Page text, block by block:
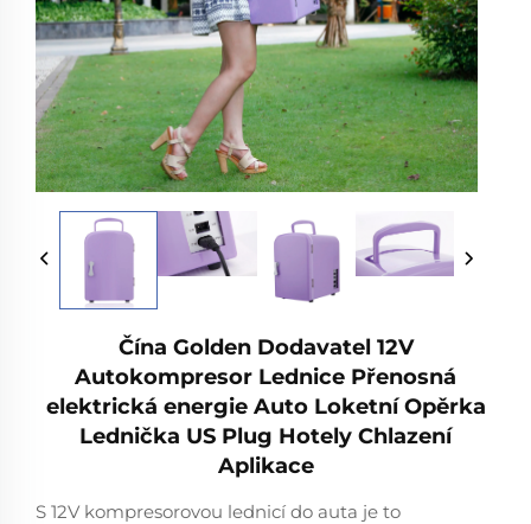
Čína Golden Dodavatel 12V
Autokompresor Lednice Přenosná
elektrická energie Auto Loketní Opěrka
Lednička US Plug Hotely Chlazení
Aplikace
S 12V kompresorovou lednicí do auta je to